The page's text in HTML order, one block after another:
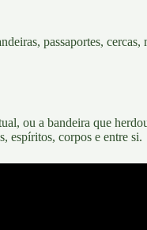
passaportes,
ou a bandeira que
espíritos, corpos e entre si.